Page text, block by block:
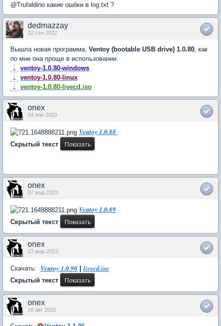
@Trufaldino какие ошбки в log.txt ?
dedmazzay
22 сен 2022
Вышла новая программа, Ventoy (bootable USB drive) 1.0.80 , как
по мне она проще в использовании.
ventoy-1.0.80-windows
ventoy-1.0.80-linux
ventoy-1.0.80-livecd.iso
onex
14 янв 2023
Ventoy 1.0.88
Скрытый текст
onex
07 мар 2023
Ventoy 1.0.89
Скрытый текст
onex
27 мар 2023
Скачать: Ventoy 1.0.90 livecd.iso
Скрытый текст
onex
18 авг 2025